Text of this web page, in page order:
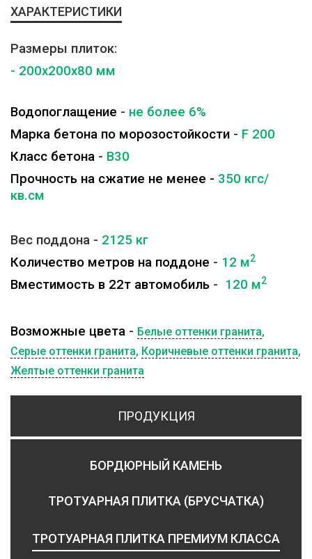
ПРОДУКЦИЯ
БОРДЮРНЫЙ КАМЕНЬ
ТРОТУАРНАЯ ПЛИТКА (БРУСЧАТКА)
ТРОТУАРНАЯ ПЛИТКА ПРЕМИУМ КЛАССА
ХАРАКТЕРИСТИКИ
Размеры плиток:
- 200x200x80 мм
Водопоглащение - не более 6%
Марка бетона по морозостойкости - F 200
Класс бетона - B30
Прочность на сжатие не менее - 350 кгс/
кв.см
Вес поддона - 2125 кг
Количество метров на поддоне - 12 м2
Вместимость в 22т автомобиль - 120 м2
Возможные цвета - Белые оттенки гранита,
Серые оттенки гранита, Коричневые оттенки гранита,
Желтые оттенки гранита